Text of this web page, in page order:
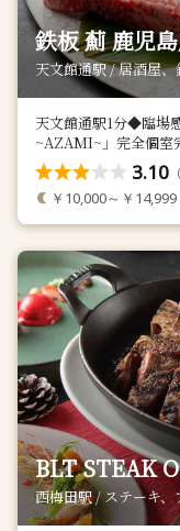
鉄板 薊 鹿児
天文館通駅 / 居酒屋
天文館通駅1分◆臨場
~AZAMI~」完全個
3.10 （
￥10,000～￥14,999
BLT STEAK
西梅田駅 / ステーキ、